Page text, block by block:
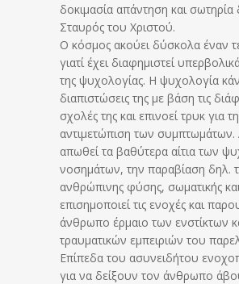
δοκιμασία απάντηση και σωτηρία
Σταυρός του Χριστού.
Ο κόσμος ακούει δύσκολα έναν
γιατί έχει διαφημιστεί
της ψυχολογίας. Η ψυχολογία
διαπιστώσεις της με βάση τις
σχολές της και επινοεί τρυκ για
αντιμετώπιση των συμπτωμάτων.
απωθεί τα βαθύτερα αίτια των
νοσημάτων, την παραβίαση δηλ.
ανθρώπινης φύσης, σωματικής
επισημοποιεί τις ενοχές και
άνθρωπο έρμαιο των ενστίκτων
τραυματικών εμπειριών του
Επίπεδα του ασυνειδήτου
για να δείξουν τον άνθρωπο